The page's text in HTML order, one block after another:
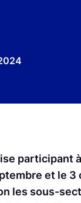
et le 3
les sous-